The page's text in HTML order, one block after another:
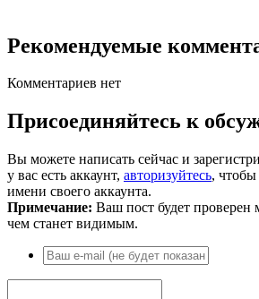
Рекомендуемые
Комментариев нет
Присоединяйтесь к
Вы можете написать сейчас и
у вас есть аккаунт, авторизуйтесь, чтобы
имени своего аккаунта.
Примечание: Ваш пост будет проверен
чем станет видимым.